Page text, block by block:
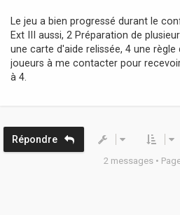
s
s
a
g
e
Le jeu a bien progressé durant le
Ext III aussi, 2 Préparation de
une carte d'aide relissée, 4 une
joueurs à me contacter pour
à 4.
Répondre
2 messages •